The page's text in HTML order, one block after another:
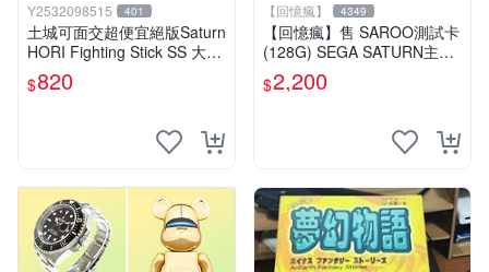
Y2532098515 401
土城可面交超便宜絕版Saturn
HORI Fighting Stick SS 大型
格鬥搖桿 HSS-07可調整連發
控制器 手把 釷星
$820
【回憶瘋】 4349
【回憶瘋】售 SAROO測試卡
(128G) SEGA SATURN主機
專用
$2,200